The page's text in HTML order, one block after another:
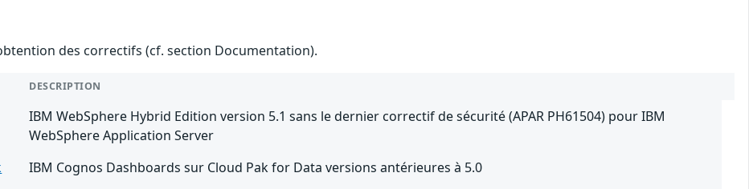
des correctifs (cf. section Documentation).
DESCRIPTION
IBM WebSphere Hybrid Edition version 5.1 sans le dernier correctif de sécurité (APAR PH61504) pour IBM
WebSphere Application Server
IBM Cognos Dashboards sur Cloud Pak for Data versions antérieures à 5.0